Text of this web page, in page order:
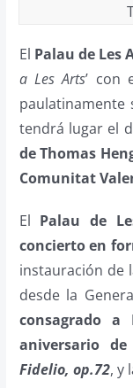
El Palau de Les
a Les Arts’ con
paulatinamente
tendrá lugar el
de Thomas
Comunitat
El Palau de
concierto en
instauración de
desde la
consagrado a
aniversario
Fidelio, op.72, y